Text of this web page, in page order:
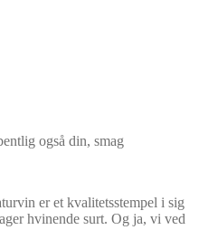
også din, smag
er et kvalitetsstempel i sig
hvinende surt. Og ja, vi ved